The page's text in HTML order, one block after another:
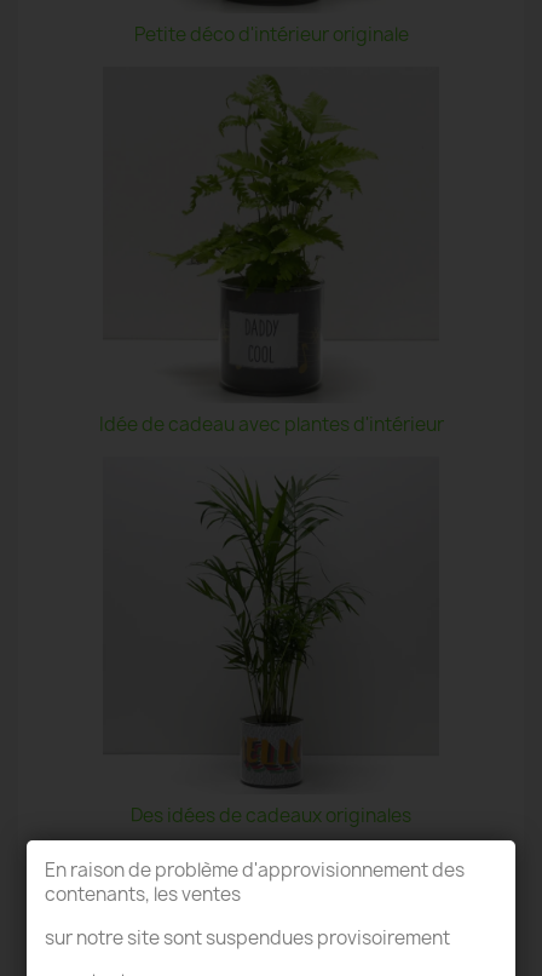
Petite déco d'intérieur originale
Idée de cadeau avec plantes d'intérieur
Des idées de cadeaux originales
En raison de problème d'approvisionnement des
contenants, les ventes
sur notre site sont suspendues provisoirement